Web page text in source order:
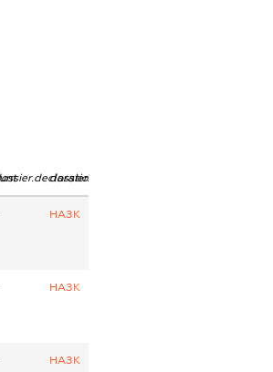
dossier.declarations.source
НАЗК
НАЗК
НАЗК